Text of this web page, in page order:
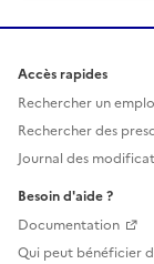
Accès rapides
Rechercher un
Rechercher des
Journal des
Besoin d'aide ?
Documentation
Qui peut bénéficier